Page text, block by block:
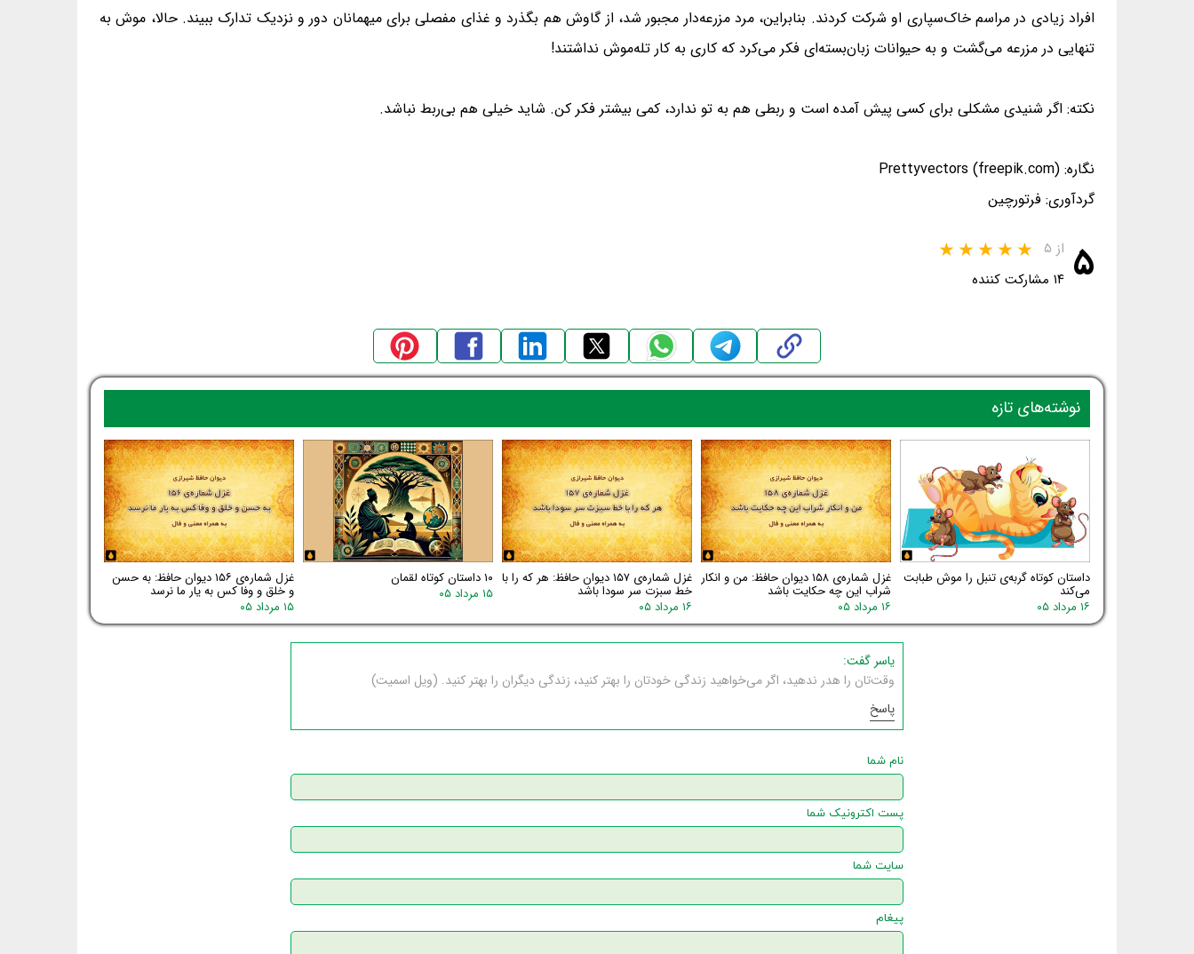
افراد زیادی در مراسم خاک‌سپاری او شرکت کردند. بنابراین، مرد مزرعه‌دار مجبور شد، از گاوش هم بگذرد و غذای مفصلی برای میهمانان دور و نزدیک تدارک ببیند. حالا، موش به
تنهایی در مزرعه می‌گشت و به حیوانات زبان‌بسته‌ای فکر می‌کرد که کاری به کار تله‌موش نداشتند!
نکته: اگر شنیدی مشکلی برای کسی پیش آمده است و ربطی هم به تو ندارد، کمی بیشتر فکر کن. شاید خیلی هم بی‌ربط نباشد.
نگاره: Prettyvectors (freepik.com)
گردآوری: فرتورچین
۵ از ۵
۱۴ مشارکت کننده
داستان کوتاه گربه‌ی تنبل را موش طبابت
می‌کند
۱۶ مرداد ۰۵
غزل شماره‌ی ۱۵۸ دیوان حافظ: من و انکار
شراب این چه حکایت باشد
۱۶ مرداد ۰۵
غزل شماره‌ی ۱۵۷ دیوان حافظ: هر که را با
خط سبزت سر سودا باشد
۱۶ مرداد ۰۵
۱۰ داستان کوتاه لقمان
۱۵ مرداد ۰۵
غزل شماره‌ی ۱۵۶ دیوان حافظ: به حسن
و خلق و وفا کس به یار ما نرسد
۱۵ مرداد ۰۵
نوشته‌های تازه
یاسر گفت:
وقت‌تان را هدر ندهید، اگر می‌خواهید زندگی خودتان را بهتر کنید، زندگی دیگران را بهتر کنید. (ویل اسمیت)
پاسخ
نام شما
پست اکترونیک شما
سایت شما
پیغام